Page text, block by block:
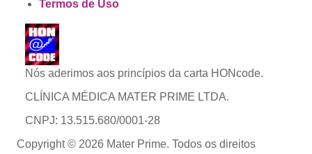
Termos de Uso
Nós aderimos aos princípios da carta HONcode.
CLÍNICA MÉDICA MATER PRIME LTDA.
CNPJ: 13.515.680/0001-28
Copyright © 2026 Mater Prime. Todos os direitos